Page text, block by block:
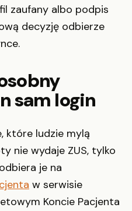
zaufany albo podpis
decyzję odbierze
sam login
które ludzie mylą
nie wydaje ZUS, tylko
je na
w serwisie
Koncie Pacjenta